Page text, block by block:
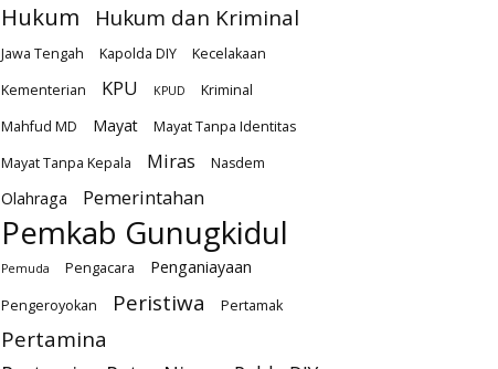
Hukum Hukum dan Kriminal
Jawa Tengah Kapolda DIY
Kecelakaan
Kementerian
KPU KPUD
Kriminal
Mahfud MD
Mayat
Mayat Tanpa Identitas
Mayat Tanpa Kepala
Miras Nasdem
Olahraga Pemerintahan
Pemkab Gunugkidul
Pemuda Pengacara Penganiayaan
Pengeroyokan Peristiwa Pertamak
Pertamina